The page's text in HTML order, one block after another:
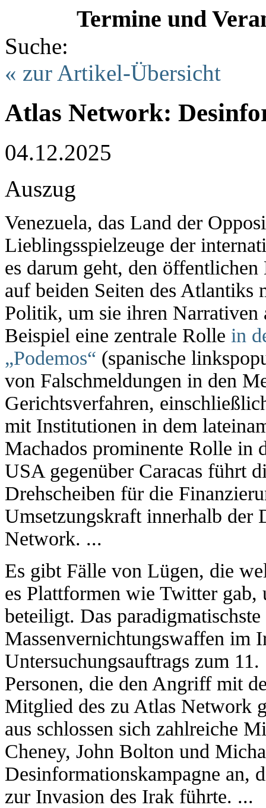
Termine und
Suche:
« zur Artikel-Übersicht
Atlas Network:
04.12.2025
Auszug
Venezuela, das Land der
Lieblingsspielzeuge der
es darum geht, den
auf beiden Seiten des Atlantiks
Politik, um sie ihren Narrativen
Beispiel eine zentrale Rolle in
„Podemos“ (spanische
von Falschmeldungen in den
Gerichtsverfahren,
mit Institutionen in dem
Machados prominente Rolle in
USA gegenüber Caracas führt
Drehscheiben für die
Umsetzungskraft innerhalb der
Network. ...
Es gibt Fälle von Lügen, die
es Plattformen wie Twitter
beteiligt. Das
Massenvernichtungswaffen im
Untersuchungsauftrags zum
Personen, die den Angriff mit
Mitglied des zu Atlas Network
aus schlossen sich zahlreiche
Cheney, John Bolton und
Desinformationskampagne an,
zur Invasion des Irak führte. ...